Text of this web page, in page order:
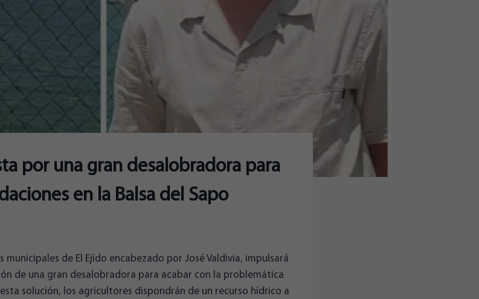
por una gran desalobradora para
en la Balsa del Sapo
municipales de El Ejido encabezado por José Valdivia, impulsará
de una gran desalobradora para acabar con la problemática
solución, los agricultores dispondrán de un recurso hídrico a